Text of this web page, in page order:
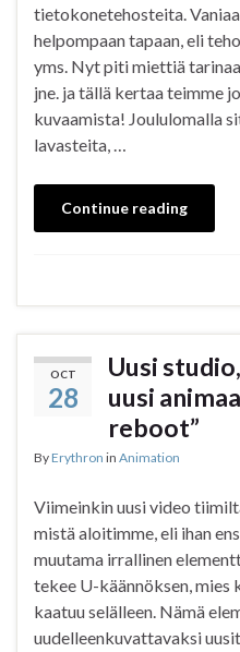
tietokonetehosteita.
helpompaan tapaan, eli
yms. Nyt piti miettiä
jne. ja tällä kertaa teimme
kuvaamista! Joululomalla
lavasteita, …
Continue reading
OCT
28
Uusi
uusi
reboot”
ByErythron in Animation
Viimeinkin uusi video
mistä aloitimme, eli ihan
muutama irrallinen
tekee U-käännöksen, mies
kaatuu selälleen. Nämä
uudelleenkuvattavaksi